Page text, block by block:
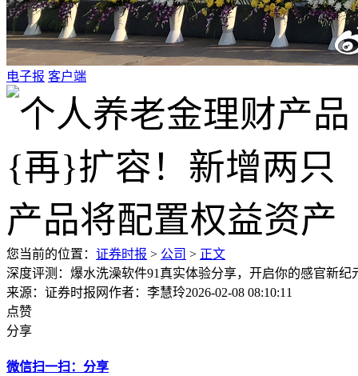
电子报 客户端
您当前的位置： 证券时报 > 公司 > 正文
深度评测：爆水洗澡软件91真实体验分享，开启你的感官新纪
来源：证券时报网作者：李慧玲2026-02-08 08:10:11
点赞
分享
微信扫一扫：分享